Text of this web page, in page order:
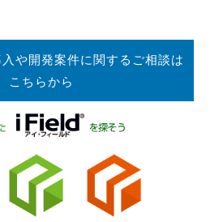
や開発案件に関するご相談は
こちらから